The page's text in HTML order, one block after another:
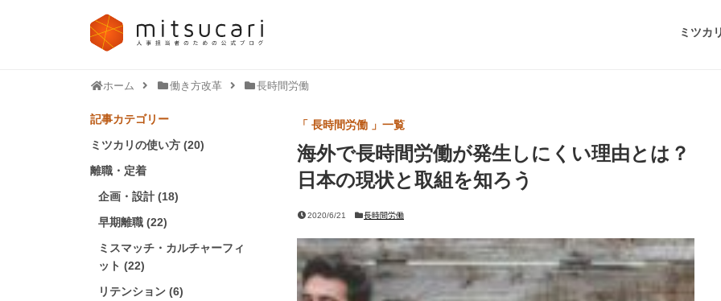
ミツカ
ホーム 働き方改革 長時間労働
記事カテゴリー
ミツカリの使い方 (20)
離職・定着
企画・設計 (18)
早期離職 (22)
ミスマッチ・カルチャーフィ
ット (22)
リテンション (6)
「 長時間労働 」一覧
海外で長時間労働が発生しにくい理由とは？
日本の現状と取組を知ろう
2020/6/21 長時間労働